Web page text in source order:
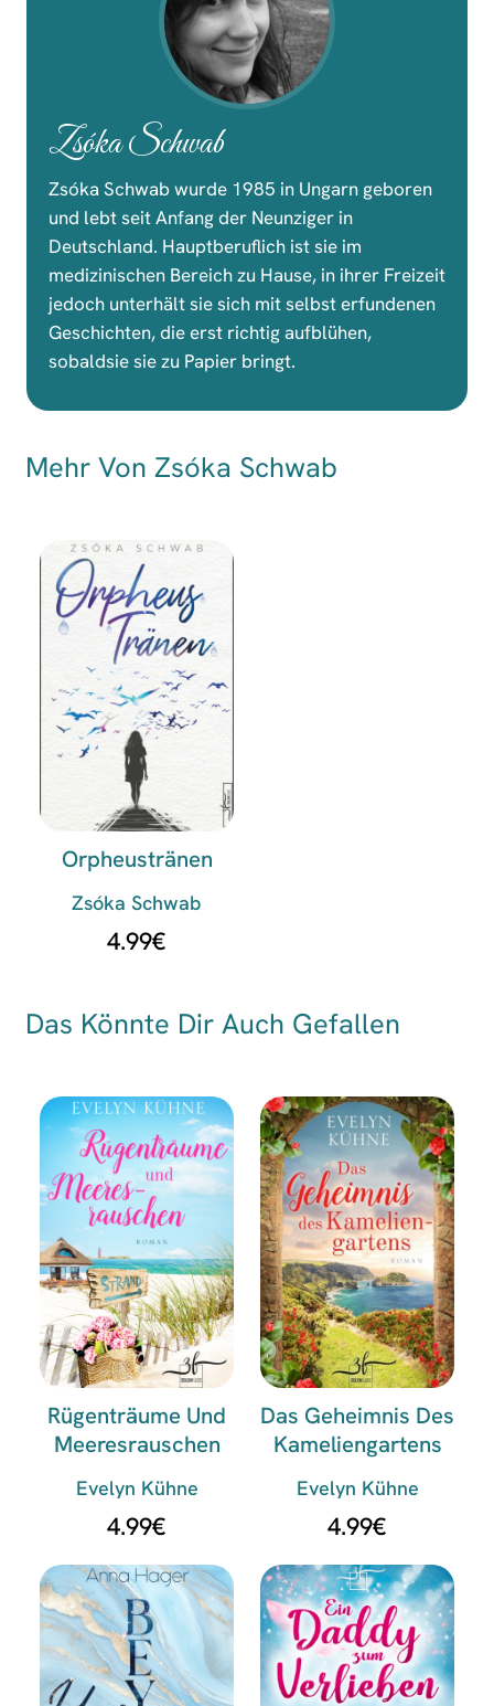
Zsóka Schwab
Zsóka Schwab wurde 1985 in Ungarn geboren
und lebt seit Anfang der Neunziger in
Deutschland. Hauptberuflich ist sie im
medizinischen Bereich zu Hause, in ihrer Freizeit
jedoch unterhält sie sich mit selbst erfundenen
Geschichten, die erst richtig aufblühen,
sobaldsie sie zu Papier bringt.
Mehr Von Zsóka Schwab
Orpheustränen
Zsóka Schwab
4.99€
Das Könnte Dir Auch Gefallen
Rügenträume Und
Meeresrauschen
Evelyn Kühne
4.99€
Das Geheimnis Des
Kameliengartens
Evelyn Kühne
4.99€